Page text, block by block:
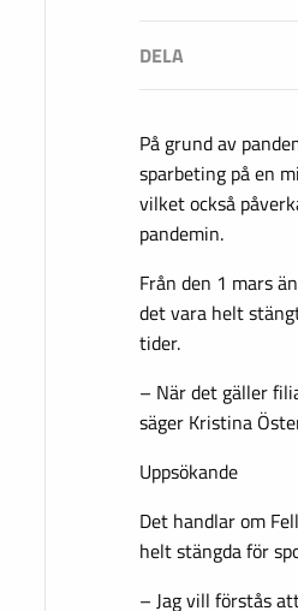
På grund av
sparbeting på en
vilket också
pandemin.
Från den 1 mars
det vara helt
tider.
– När det gäller
säger Kristina
Uppsökande
Det handlar om
helt stängda för
– Jag vill förstås